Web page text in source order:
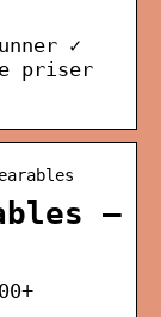
✓
priser
–